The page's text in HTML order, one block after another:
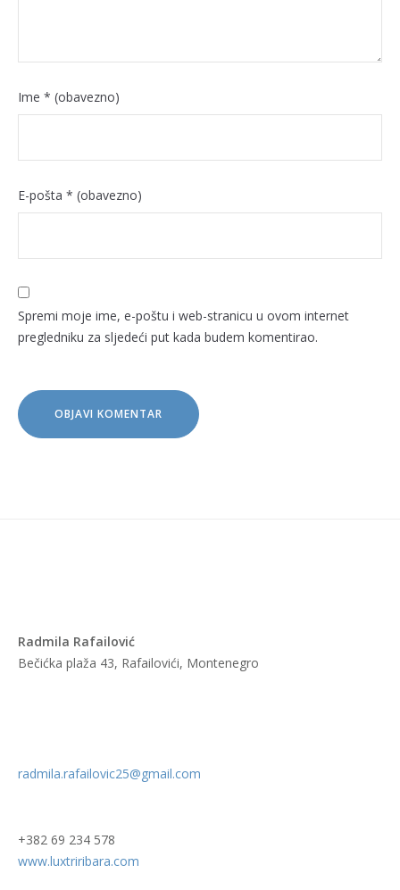
Ime * (obavezno)
E-pošta * (obavezno)
Spremi moje ime, e-poštu i web-stranicu u ovom internet
pregledniku za sljedeći put kada budem komentirao.
Radmila Rafailović
Bečićka plaža 43, Rafailovići, Montenegro
radmila.rafailovic25@gmail.com
+382 69 234 578
www.luxtriribara.com